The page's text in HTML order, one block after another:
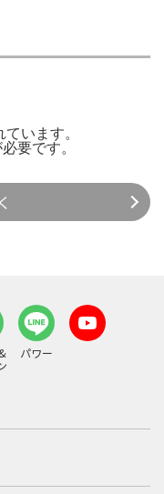
います。
要です。
パワー